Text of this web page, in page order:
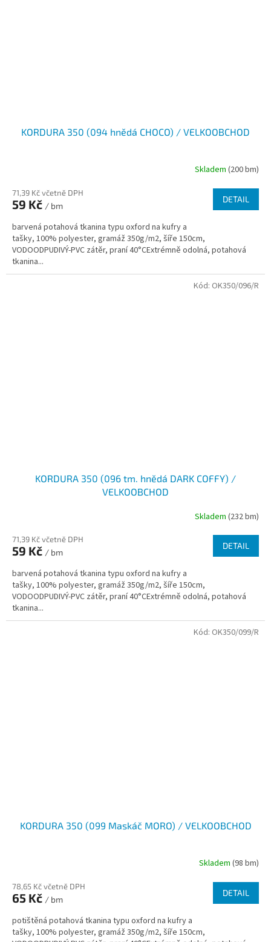
KORDURA 350 (094 hnědá CHOCO) / VELKOOBCHOD
Skladem (200 bm)
71,39 Kč včetně DPH
59 Kč / bm
DETAIL
barvená potahová tkanina typu oxford na kufry a
tašky, 100% polyester, gramáž 350g/m2, šíře 150cm,
VODOODPUDIVÝ-PVC zátěr, praní 40°CExtrémně odolná, potahová
tkanina...
KORDURA 350 (096 tm. hnědá DARK COFFY) /
VELKOOBCHOD
Skladem (232 bm)
71,39 Kč včetně DPH
59 Kč / bm
DETAIL
barvená potahová tkanina typu oxford na kufry a
tašky, 100% polyester, gramáž 350g/m2, šíře 150cm,
VODOODPUDIVÝ-PVC zátěr, praní 40°CExtrémně odolná, potahová
tkanina...
Kód: OK350/096/R
KORDURA 350 (099 Maskáč MORO) / VELKOOBCHOD
Skladem (98 bm)
78,65 Kč včetně DPH
65 Kč / bm
DETAIL
potištěná potahová tkanina typu oxford na kufry a
tašky, 100% polyester, gramáž 350g/m2, šíře 150cm,
Kód: OK350/099/R